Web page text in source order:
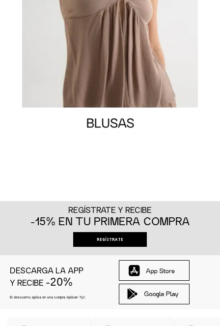
REGÍSTRATE Y RECIBE
-15% EN TU PRIMERA COMPRA
REGÍSTRATE
DESCARGA LA APP
Y RECIBE -20%
El descuento aplica en una compra Aplican TyC